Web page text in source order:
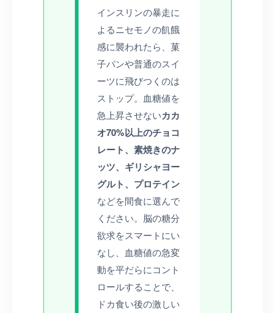
インスリンの暴走に
よるニセモノの飢餓
感に襲われたら、菓
子パンや普通のスイ
ーツに飛びつくのは
ストップ。血糖値を
急上昇させないカカ
オ70%以上のチョコ
レート、素焼きのナ
ッツ、ギリシャヨー
グルト、プロテイン
などを間食に選んで
ください。脳の糖分
欲求をスマートにい
なし、血糖値の急変
動を平だらにコント
ロールすることで、
ドカ食い後の激しい